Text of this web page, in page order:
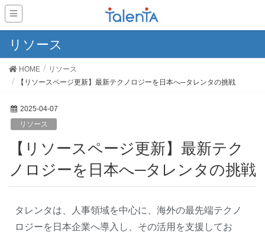
リソース
HOME
リソース
【リソースページ更新】最新テクノロジーを日本へ─タレンタの挑戦
2025-04-07
リソース
【リソースページ更新】最新テク
ノロジーを日本へ─タレンタの挑戦
タレンタは、人事領域を中心に、 海外の最先端テクノ
ロジーを日本企業へ導入し、 その活用を支援してお